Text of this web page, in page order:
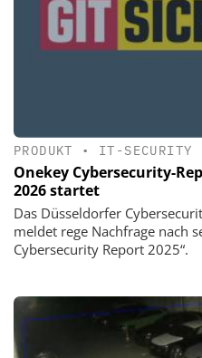
PRODUKT • IT-SECURITY
Onekey Cybersecurity-
2026 startet
Das Düsseldorfer
meldet rege Nachfrage nach
Cybersecurity Report 2025“.